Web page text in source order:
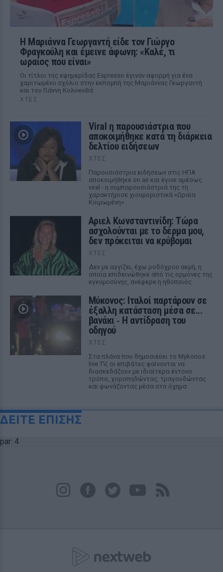
Η Μαριάννα Γεωργαντή είδε τον Γιώργο
Φραγκούλη και έμεινε άφωνη: «Καλέ, τι
ωραίος που είναι»
Οι τίτλοι της εφημερίδας Espresso έγιναν αφορμή για ένα
χαριτωμένο σχόλιο στην εκπομπή της Μαριάννας Γεωργαντή
και του Γιάννη Κολοκυθά
ΧΤΕΣ
Viral η παρουσιάστρια που
αποκοιμήθηκε κατά τη διάρκεια
δελτίου ειδήσεων
ΧΤΕΣ
Παρουσιάστρια ειδήσεων στις ΗΠΑ
αποκοιμήθηκε on air και έγινε αμέσως
viral - η συμπαρουσιάστριά της τη
χαρακτήρισε χιουμοριστικά «Ωραία
Κοιμωμένη».
Αριελ Κωνσταντινίδη: Τώρα
ασχολούνται με το δέρμα μου,
δεν πρόκειται να κρύβομαι
ΧΤΕΣ
Δεν με αγγίζει, έχω ροδόχρου ακμή, η
οποία επιδεινώθηκε από τις ορμόνες της
εγκυμοσύνης, ανέφερε η ηθοποιός
Μύκονος: Ιταλοί παρτάρουν σε
έξαλλη κατάσταση μέσα σε...
βανάκι ‑ Η αντίδραση του
οδηγού
ΧΤΕΣ
Στα πλάνα που δημοσιεύει το Mykonos
live TV, οι επιβάτες φαίνονται να
διασκεδάζουν με ιδιαίτερα έντονο
τρόπο, χοροπηδώντας, τραγουδώντας
και φωνάζοντας μέσα στο όχημα
ΔΕΙΤΕ ΕΠΙΣΗΣ
par: 4